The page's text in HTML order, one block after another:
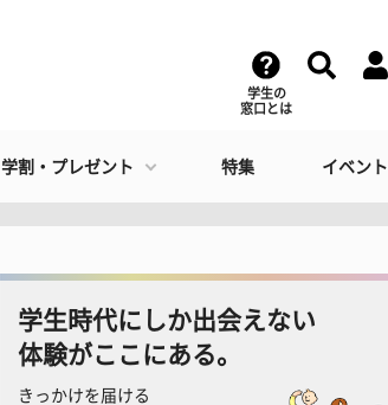
学生の
窓口とは
学割・プレゼント 特集 イベント
学生時代にしか出会えない
体験がここにある。
きっかけを届ける